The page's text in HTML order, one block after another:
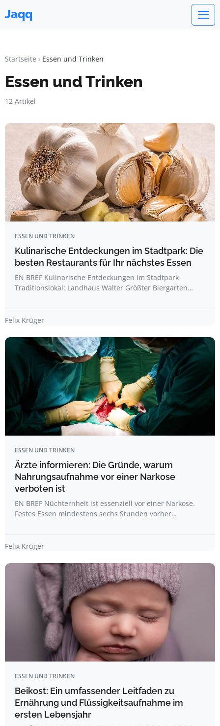
Jaqq
Startseite Essen und Trinken
Essen und Trinken
12 Artikel
ESSEN UND TRINKEN
Kulinarische Entdeckungen im Stadtpark: Die
besten Restaurants für Ihr nächstes Essen
EN BREF Kulinarische Entdeckungen im Stadtpark
Traditionslokal: Landhaus Walter Größter Biergarten…
Felix Krüger
ESSEN UND TRINKEN
Ärzte informieren: Die Gründe, warum
Nahrungsaufnahme vor einer Narkose
verboten ist
EN BREF Nüchternheit ist essenziell vor einer Narkose.
Festes Essen mindestens sechs Stunden vorher…
Felix Krüger
ESSEN UND TRINKEN
Beikost: Ein umfassender Leitfaden zu
Ernährung und Flüssigkeitsaufnahme im
ersten Lebensjahr